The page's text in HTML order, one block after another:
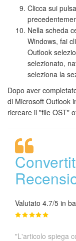
Clicca sui
Nella scheda
Windows, fai
Outlook
selezionato,
seleziona la
Dopo aver
di Microsoft Outlook
ricreare il "file OST"
Valutato 4.7/5 in
"L'articolo spiega